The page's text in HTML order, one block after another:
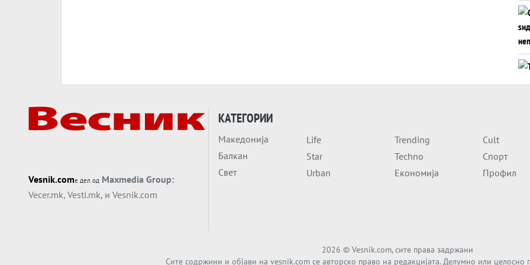
Vesnik.comе дел од Maxmedia Group:
Vecer.mk, Vesti.mk, и Vesnik.com
КАТЕГОРИИ
Македонија
Балкан
Свет
Life
Star
Urban
Trending
Techno
Економија
Cult
Спорт
Профил
2026 © Vesnik.com, сите права задржани
Сите содржини и објави на vesnik.com се авторско право на редакцијата. Делумно или целосно